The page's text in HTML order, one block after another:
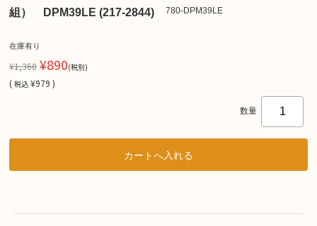
組） DPM39LE (217-2844)
780-DPM39LE
在庫有り
¥1,360 ¥890(税別)
( 税込 ¥979 )
数量